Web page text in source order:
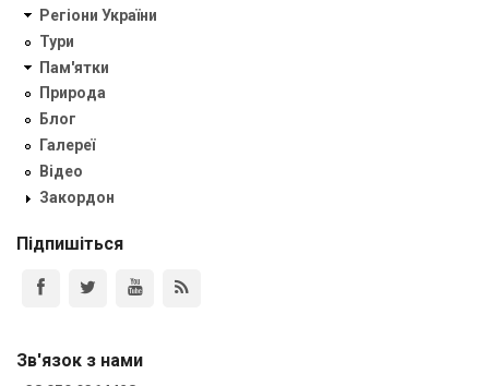
Регіони України
Тури
Пам'ятки
Природа
Блог
Галереї
Відео
Закордон
Підпишіться
Зв'язок з нами